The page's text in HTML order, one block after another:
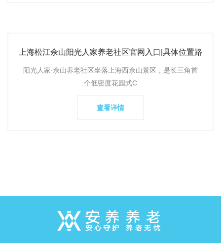
上海松江佘山阳光人家养老社区官网入口|具体位置路
阳光人家∙佘山养老社区坐落上海西佘山景区，是长三角首
个低密度花园式C
查看详情